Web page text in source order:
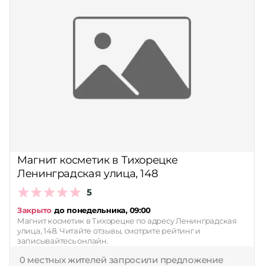
Магнит косметик в Тихорецке
Ленинградская улица, 148
5
Закрыто до понедельника, 09:00
Магнит косметик в Тихорецке по адресу Ленинградская
улица, 148. Читайте отзывы, смотрите рейтинг и
записывайтесь онлайн.
0 местных жителей запросили предложение